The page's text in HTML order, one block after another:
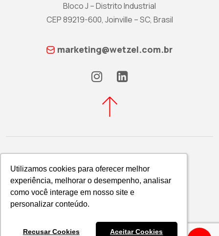
Utilizamos cookies para oferecer melhor
experiência, melhorar o desempenho, analisar
como você interage em nosso site e
personalizar conteúdo.
Recusar Cookies Aceitar Cookies
Utilizamos cookies para oferecer melhor
experiência, melhorar o desempenho, analisar
como você interage em nosso site e
personalizar conteúdo.
Recusar Cookies Aceitar Cookies
Bloco J – Distrito Industrial
CEP 89219-600, Joinville – SC, Brasil
marketing@wetzel.com.br
Política de Privacidade
WETZEL S/A © 2026